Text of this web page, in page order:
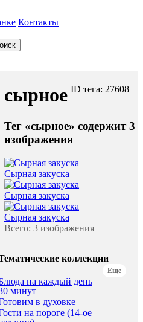
Контакты
ID тега: 27608
сырное
Тег «сырное» содержит 3
изображения
Сырная закуска
Сырная закуска
Сырная закуска
Всего: 3 изображения
коллекции
Еще
на каждый день
минут
в духовке
на пороге (14-ое